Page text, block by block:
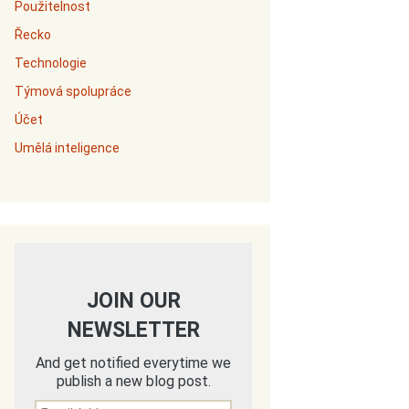
Použitelnost
Řecko
Technologie
Týmová spolupráce
Účet
Umělá inteligence
JOIN OUR
NEWSLETTER
And get notified everytime we
publish a new blog post.